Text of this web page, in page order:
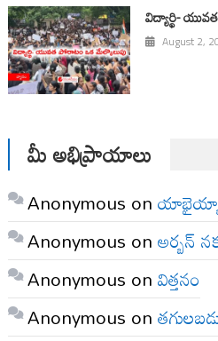
విద్యార్థి-
August 2,
మీ అభిప్రాయాలు
Anonymous on
Anonymous onఅర్బన్
Anonymous onవిత్తనం
Anonymous on